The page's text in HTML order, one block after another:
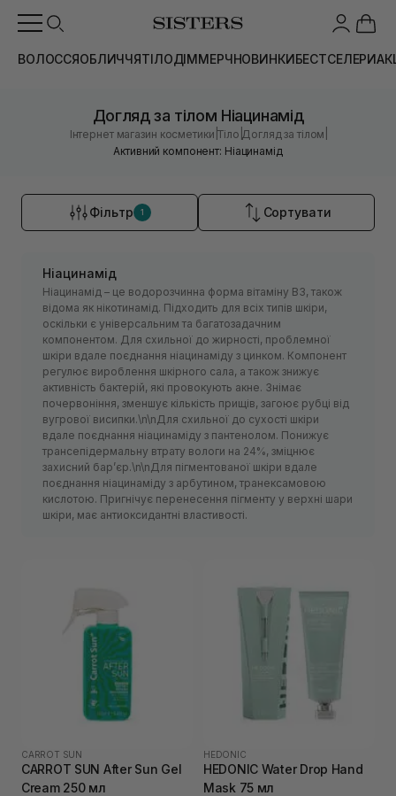
ВОЛОССЯОБЛИЧЧЯТІЛОДІММЕРЧНОВИНКИБЕСТСЕЛЕРИ
Догляд за тілом Ніацинамід
Інтернет магазин косметики |Тіло |Догляд за тілом
Активний компонент: Ніацинамід
Фільтр 1 Сортувати
Ніацинамід
Ніацинамід – це водорозчинна форма вітаміну B3, також
відома як нікотинамід. Підходить для всіх типів шкіри,
оскільки є універсальним та багатозадачним
компонентом. Для схильної до жирності, проблемної
шкіри вдале поєднання ніацинаміду з цинком. Компонент
регулює вироблення шкірного сала, а також знижує
активність бактерій, які провокують акне. Знімає
почервоніння, зменшує кількість прищів, загоює рубці від
вугрової висипки.\n\nДля схильної до сухості шкіри
вдале поєднання ніацинаміду з пантенолом. Понижує
трансепідермальну втрату вологи на 24%, зміцнює
захисний барʼєр.\n\nДля пігментованої шкіри вдале
поєднання ніацинаміду з арбутином, транексамовою
кислотою. Пригнічує перенесення пігменту у верхні шари
шкіри, має антиоксидантні властивості.
CARROT SUN
CARROT SUN After Sun Gel
Cream 250 мл
HEDONIC
HEDONIC Water Drop Hand
Mask 75 мл